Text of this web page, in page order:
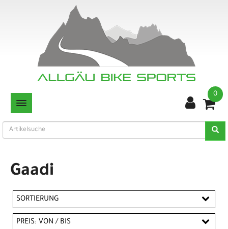
TOGGLE NAVIGATION
0
Gaadi
SORTIERUNG
PREIS: VON / BIS